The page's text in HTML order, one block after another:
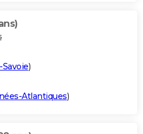
)
Atlantiques)